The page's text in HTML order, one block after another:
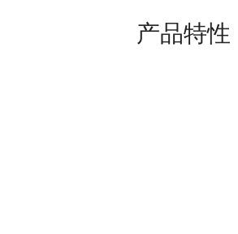
产品特性